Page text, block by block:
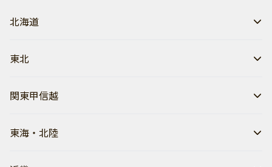
北海道
東北
関東甲信越
東海・北陸